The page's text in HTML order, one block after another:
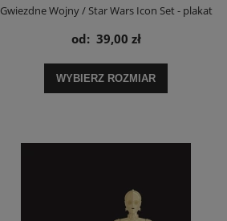
Gwiezdne Wojny / Star Wars Icon Set - plakat
od: 39,00 zł
WYBIERZ ROZMIAR